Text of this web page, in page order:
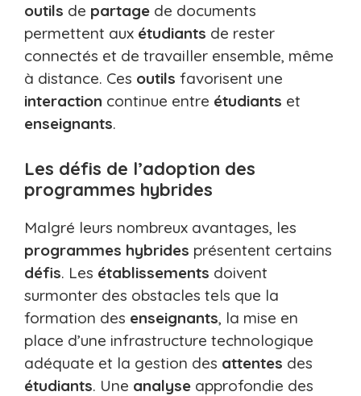
outils de partage de documents
permettent aux étudiants de rester
connectés et de travailler ensemble, même
à distance. Ces outils favorisent une
interaction continue entre étudiants et
enseignants.
Les défis de l’adoption des
programmes hybrides
Malgré leurs nombreux avantages, les
programmes hybrides présentent certains
défis. Les établissements doivent
surmonter des obstacles tels que la
formation des enseignants, la mise en
place d’une infrastructure technologique
adéquate et la gestion des attentes des
étudiants. Une analyse approfondie des